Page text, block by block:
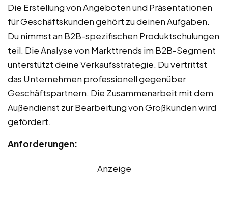
Die Erstellung von Angeboten und Präsentationen
für Geschäftskunden gehört zu deinen Aufgaben.
Du nimmst an B2B-spezifischen Produktschulungen
teil. Die Analyse von Markttrends im B2B-Segment
unterstützt deine Verkaufsstrategie. Du vertrittst
das Unternehmen professionell gegenüber
Geschäftspartnern. Die Zusammenarbeit mit dem
Außendienst zur Bearbeitung von Großkunden wird
gefördert.
Anforderungen:
Anzeige